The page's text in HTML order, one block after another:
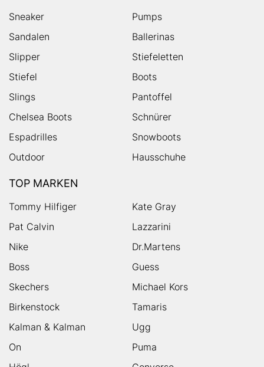
Sneaker
Pumps
Sandalen
Ballerinas
Slipper
Stiefeletten
Stiefel
Boots
Slings
Pantoffel
Chelsea Boots
Schnürer
Espadrilles
Snowboots
Outdoor
Hausschuhe
TOP MARKEN
Tommy Hilfiger
Kate Gray
Pat Calvin
Lazzarini
Nike
Dr.Martens
Boss
Guess
Skechers
Michael Kors
Birkenstock
Tamaris
Kalman & Kalman
Ugg
On
Puma